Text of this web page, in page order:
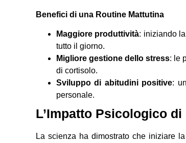
Benefici di una Routine Mattutina
Maggiore produttività: iniziando
tutto il giorno.
Migliore gestione dello stress: le
di cortisolo.
Sviluppo di abitudini positive:
personale.
L’Impatto Psicologico
La scienza ha dimostrato che iniziare